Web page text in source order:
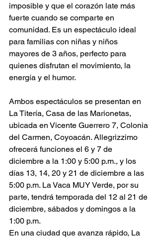
imposible y que el corazón late más
fuerte cuando se comparte en
comunidad. Es un espectáculo ideal
para familias con niñas y niños
mayores de 3 años, perfecto para
quienes disfrutan el movimiento, la
energía y el humor.
Ambos espectáculos se presentan en
La Titería, Casa de las Marionetas,
ubicada en Vicente Guerrero 7, Colonia
del Carmen, Coyoacán. Allegrizzimo
ofrecerá funciones el 6 y 7 de
diciembre a la 1:00 y 5:00 p.m., y los
días 13, 14, 20 y 21 de diciembre a las
5:00 p.m. La Vaca MUY Verde, por su
parte, tendrá temporada del 12 al 21 de
diciembre, sábados y domingos a la
1:00 p.m.
En una ciudad que avanza rápido, La